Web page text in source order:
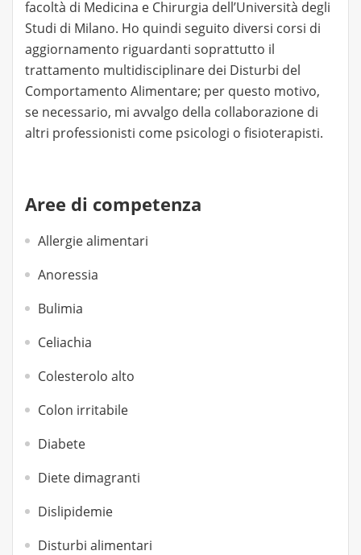
facoltà di Medicina e Chirurgia dell’Università degli
Studi di Milano. Ho quindi seguito diversi corsi di
aggiornamento riguardanti soprattutto il
trattamento multidisciplinare dei Disturbi del
Comportamento Alimentare; per questo motivo,
se necessario, mi avvalgo della collaborazione di
altri professionisti come psicologi o fisioterapisti.
Aree di competenza
Allergie alimentari
Anoressia
Bulimia
Celiachia
Colesterolo alto
Colon irritabile
Diabete
Diete dimagranti
Dislipidemie
Disturbi alimentari